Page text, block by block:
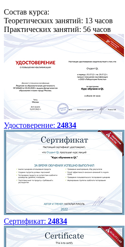
Состав курса:
Теоретических занятий: 13 часов
Практических занятий: 56 часов
Удостоверение: 24834
Сертификат: 24834